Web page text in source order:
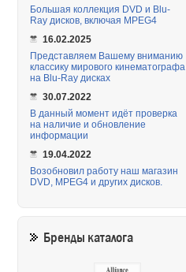
Большая коллекция DVD и Blu-
Ray дисков, включая MPEG4
16.02.2025
Представляем Вашему вниманию
классику мирового кинематографа
на Blu-Ray дисках
30.07.2022
В данный момент идёт проверка
на наличие и обновление
информации
19.04.2022
Возобновил работу наш магазин
DVD, MPEG4 и других дисков.
Бренды каталога